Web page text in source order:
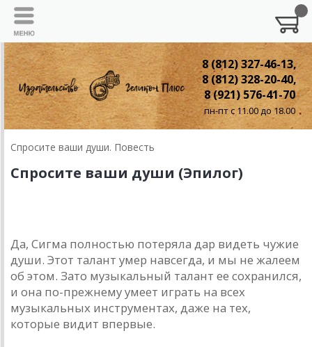
8 (812) 327-46-13,
8 (812) 328-20-40,
8 (921) 576-41-70
пн-пт с 11.00 до 18.00
Спросите ваши души. Повесть
Спросите ваши души (Эпилог)
Да, Сигма полностью потеряла дар видеть чужие
души. Этот талант умер навсегда, и мы не жалеем
об этом. Зато музыкальный талант ее сохранился,
и она по-прежнему умеет играть на всех
музыкальных инструментах, даже на тех,
которые видит впервые.